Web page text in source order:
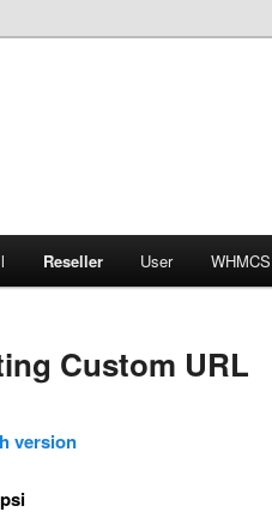
Reseller User WHMCS
Custom URL
version